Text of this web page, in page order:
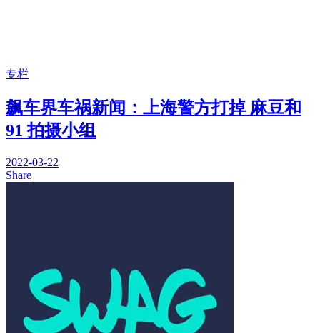
专栏
飙车界车祸新闻：上海警方打掉 麻豆和
91 拍摄小组
2022-03-22
Share